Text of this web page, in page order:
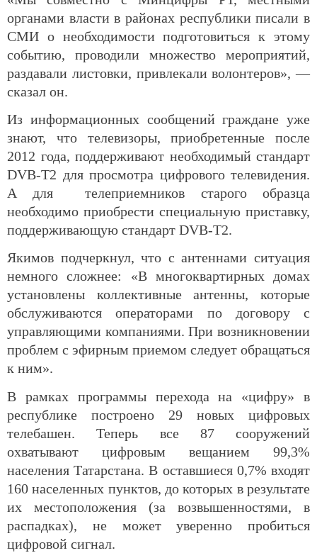
органами власти в районах республики писали в
СМИ о необходимости подготовиться к этому
событию, проводили множество мероприятий,
раздавали листовки, привлекали волонтеров», —
сказал он.
Из информационных сообщений граждане уже
знают, что телевизоры, приобретенные после
2012 года, поддерживают необходимый стандарт
DVB-T2 для просмотра цифрового телевидения.
А для телеприемников старого образца
необходимо приобрести специальную приставку,
поддерживающую стандарт DVB-T2.
Якимов подчеркнул, что с антеннами ситуация
немного сложнее: «В многоквартирных домах
установлены коллективные антенны, которые
обслуживаются операторами по договору с
управляющими компаниями. При возникновении
проблем с эфирным приемом следует обращаться
к ним».
В рамках программы перехода на «цифру» в
республике построено 29 новых цифровых
телебашен. Теперь все 87 сооружений
охватывают цифровым вещанием 99,3%
населения Татарстана. В оставшиеся 0,7% входят
160 населенных пунктов, до которых в результате
их местоположения (за возвышенностями, в
распадках), не может уверенно пробиться
цифровой сигнал.